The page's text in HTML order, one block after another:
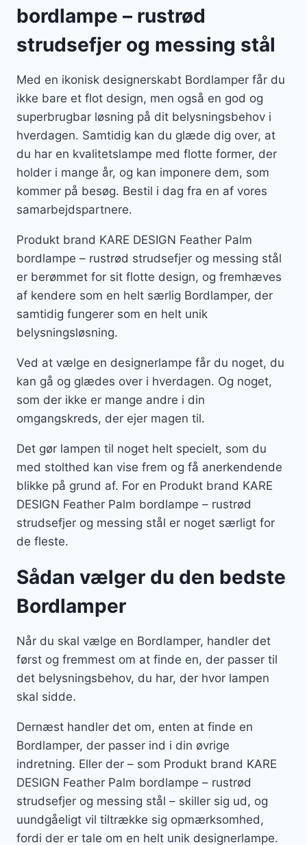
bordlampe – rustrød
strudsefjer og messing stål
Med en ikonisk designerskabt Bordlamper får du
ikke bare et flot design, men også en god og
superbrugbar løsning på dit belysningsbehov i
hverdagen. Samtidig kan du glæde dig over, at
du har en kvalitetslampe med flotte former, der
holder i mange år, og kan imponere dem, som
kommer på besøg. Bestil i dag fra en af vores
samarbejdspartnere.
Produkt brand KARE DESIGN Feather Palm
bordlampe – rustrød strudsefjer og messing stål
er berømmet for sit flotte design, og fremhæves
af kendere som en helt særlig Bordlamper, der
samtidig fungerer som en helt unik
belysningsløsning.
Ved at vælge en designerlampe får du noget, du
kan gå og glædes over i hverdagen. Og noget,
som der ikke er mange andre i din
omgangskreds, der ejer magen til.
Det gør lampen til noget helt specielt, som du
med stolthed kan vise frem og få anerkendende
blikke på grund af. For en Produkt brand KARE
DESIGN Feather Palm bordlampe – rustrød
strudsefjer og messing stål er noget særligt for
de fleste.
Sådan vælger du den bedste
Bordlamper
Når du skal vælge en Bordlamper, handler det
først og fremmest om at finde en, der passer til
det belysningsbehov, du har, der hvor lampen
skal sidde.
Dernæst handler det om, enten at finde en
Bordlamper, der passer ind i din øvrige
indretning. Eller der – som Produkt brand KARE
DESIGN Feather Palm bordlampe – rustrød
strudsefjer og messing stål – skiller sig ud, og
uundgåeligt vil tiltrække sig opmærksomhed,
fordi der er tale om en helt unik designerlampe.